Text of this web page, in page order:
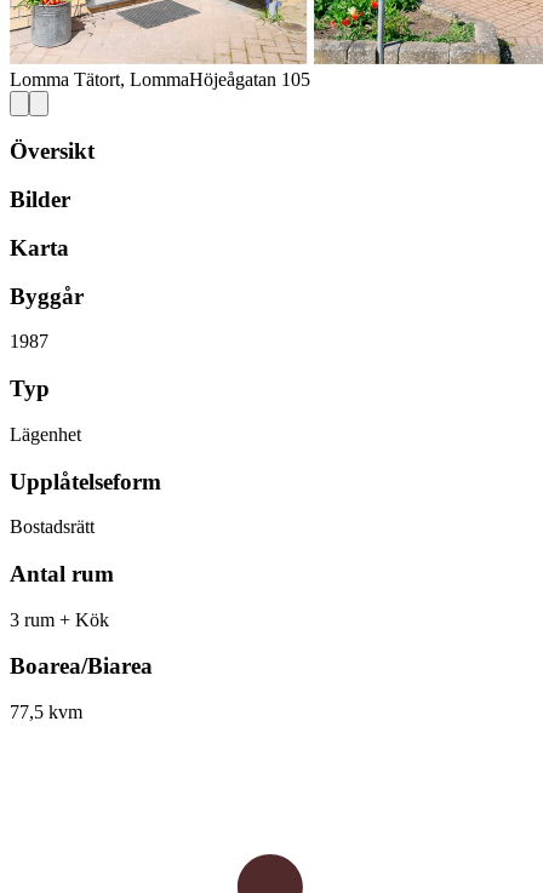
Lomma Tätort, LommaHöjeågatan 105
Översikt
Bilder
Karta
Byggår
1987
Typ
Lägenhet
Upplåtelseform
Bostadsrätt
Antal rum
3 rum + Kök
Boarea/Biarea
77,5 kvm